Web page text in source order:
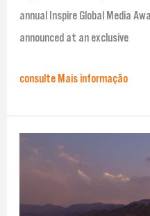
annual Inspire Global Media
announced at an exclusive
consulte Mais informação
positivo,